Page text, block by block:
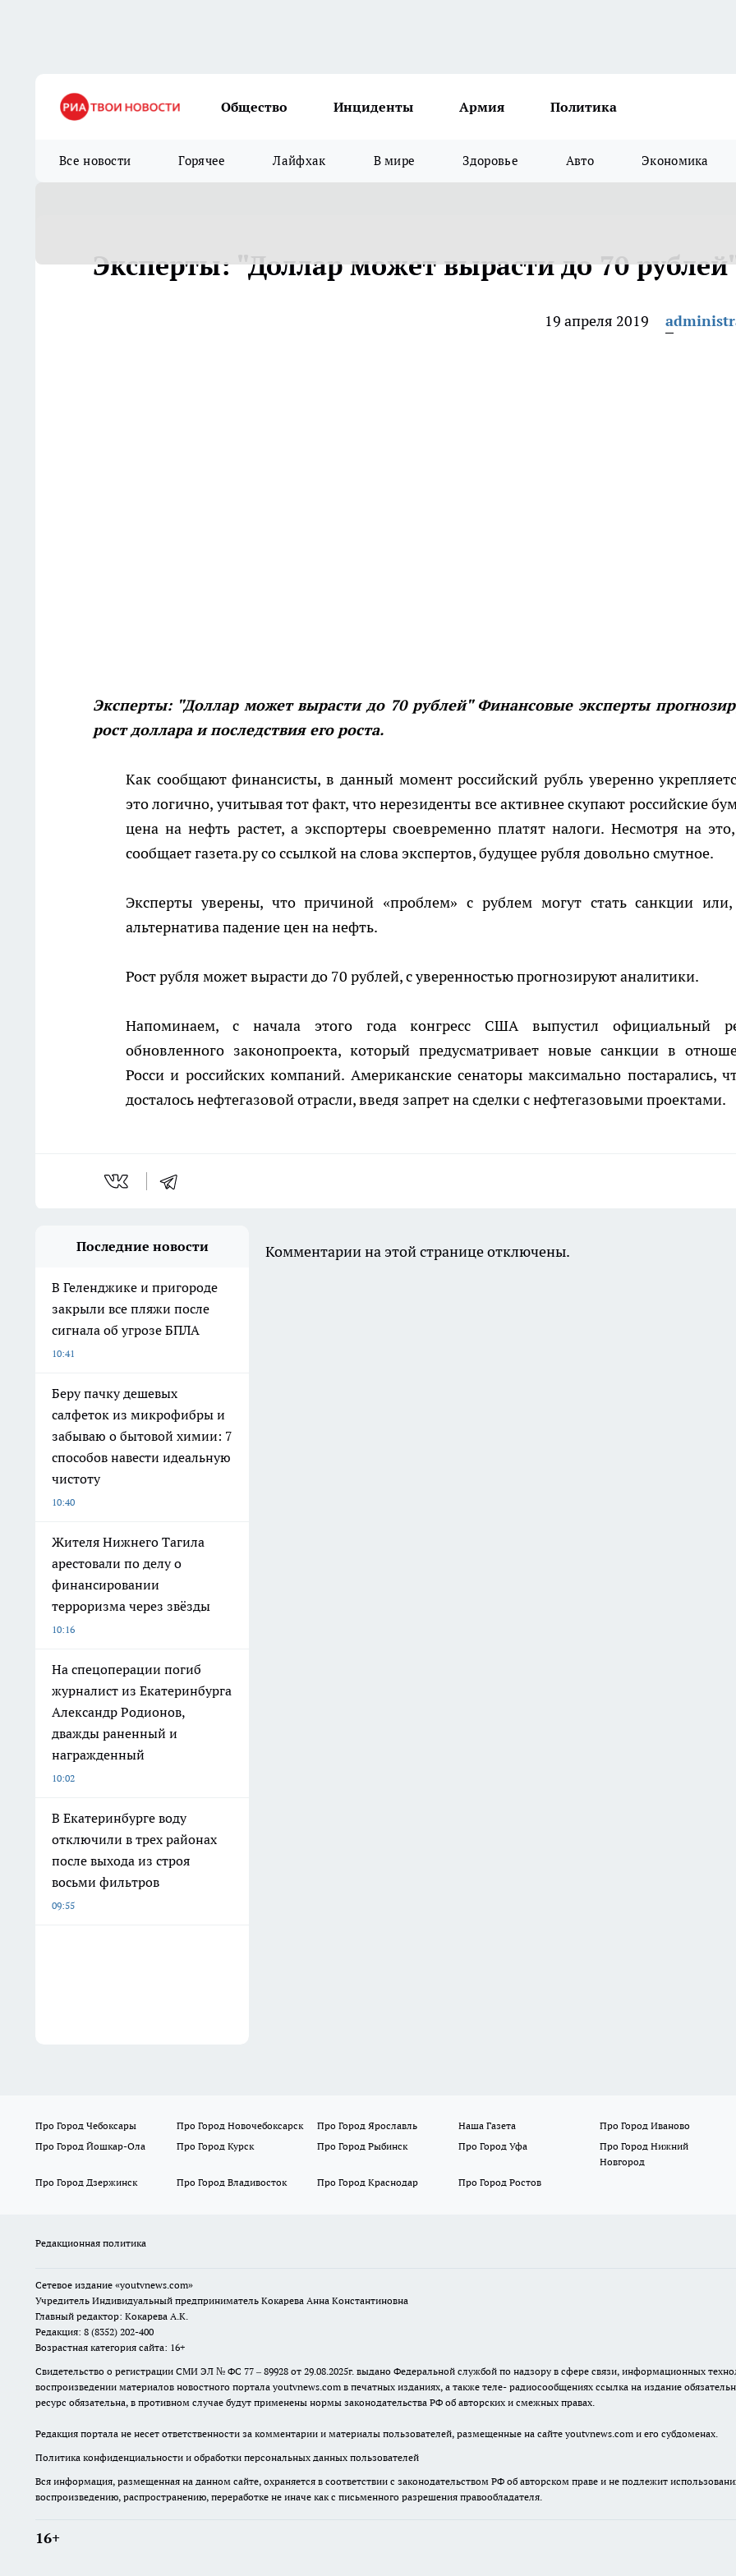
Общество Инциденты Армия Политика
Все новости Горячее Лайфхак В мире Здоровье Авто Экономика
Эксперты: "Доллар может вырасти до 70
19 апреля 2019
Эксперты: "Доллар может вырасти до 70 рублей" Финансовые эксперты
рост доллара и последствия его роста.
Как сообщают финансисты, в данный момент российский рубль уверенно
это логично, учитывая тот факт, что нерезиденты все активнее скупают российские
цена на нефть растет, а экспортеры своевременно платят налоги. Несмотря на
сообщает газета.ру со ссылкой на слова экспертов, будущее рубля довольно смутное.
Эксперты уверены, что причиной «проблем» с рублем могут стать санкции
альтернатива падение цен на нефть.
Рост рубля может вырасти до 70 рублей, с уверенностью прогнозируют аналитики.
Напоминаем, с начала этого года конгресс США выпустил официальный
обновленного законопроекта, который предусматривает новые санкции в
Росси и российских компаний. Американские сенаторы максимально постарались,
досталось нефтегазовой отрасли, введя запрет на сделки с нефтегазовыми проектами.
Последние новости
В Геленджике и пригороде
закрыли все пляжи после
сигнала об угрозе БПЛА
10:41
Беру пачку дешевых
салфеток из микрофибры и
забываю о бытовой химии: 7
способов навести идеальную
чистоту
10:40
Жителя Нижнего Тагила
арестовали по делу о
финансировании
терроризма через звёзды
10:16
На спецоперации погиб
журналист из Екатеринбурга
Александр Родионов,
дважды раненный и
награжденный
10:02
В Екатеринбурге воду
отключили в трех районах
после выхода из строя
восьми фильтров
09:55
Комментарии на этой странице отключены.
Про Город Чебоксары Про Город Новочебоксарск Про Город Ярославль Наша Газета
Про Город Иваново
Про Город Йошкар-Ола
Про Город Курск Про Город Рыбинск Про Город Уфа
Про Город Нижний
Новгород
Про Город Дзержинск
Про Город Владивосток Про Город Краснодар Про Город Ростов
Редакционная политика
Сетевое издание «youtvnews.com»
Учредитель Индивидуальный предприниматель Кокарева Анна Константиновна
Главный редактор: Кокарева А.К.
Редакция: 8 (8352) 202-400
Возрастная категория сайта: 16+
Свидетельство о регистрации СМИ ЭЛ № ФС 77 – 89928 от 29.08.2025г. выдано Федеральной службой по надзору в сфере связи, информационных
воспроизведении материалов новостного портала youtvnews.com в печатных изданиях, а также теле- радиосообщениях ссылка на издание
ресурс обязательна, в противном случае будут применены нормы законодательства РФ об авторских и смежных правах.
Редакция портала не несет ответственности за комментарии и материалы пользователей, размещенные на сайте youtvnews.com и его субдоменах.
Политика конфиденциальности и обработки персональных данных пользователей
Вся информация, размещенная на данном сайте, охраняется в соответствии с законодательством РФ об авторском праве и не подлежит
воспроизведению, распространению, переработке не иначе как с письменного разрешения правообладателя.
16+